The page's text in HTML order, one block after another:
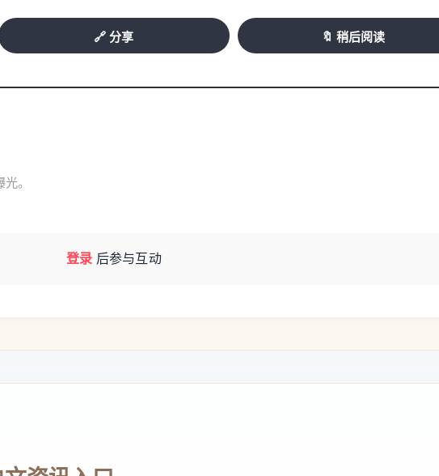
🔗 分享 🔖 稍后阅读
。
登录 后参与互动